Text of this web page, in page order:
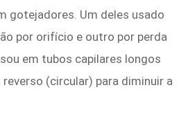
gotejadores. Um deles usado
por orifício e outro por perda
em tubos capilares longos
(circular) para diminuir a